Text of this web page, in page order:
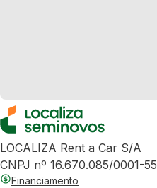
LOCALIZA Rent a Car S/A
CNPJ nº 16.670.085/0001-55
Financiamento